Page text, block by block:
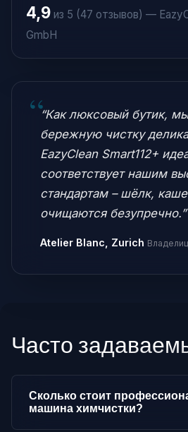
4,9 из 5 (47 отзывов) —
GmbH
“Как люксовый бутик,
бережную чистку
EazyClean Smart112+
соответствует нашим
стандартам – шёлк,
очищаются безупречно.”
Atelier Blanc, Zurich
Часто
Сколько стоит
машина химчистки?